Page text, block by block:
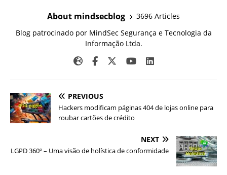
About mindsecblog
3696 Articles
Blog patrocinado por MindSec Segurança e Tecnologia da
Informação Ltda.
PREVIOUS
Hackers modificam páginas 404 de lojas online para
roubar cartões de crédito
NEXT
LGPD 360º – Uma visão de holística de conformidade